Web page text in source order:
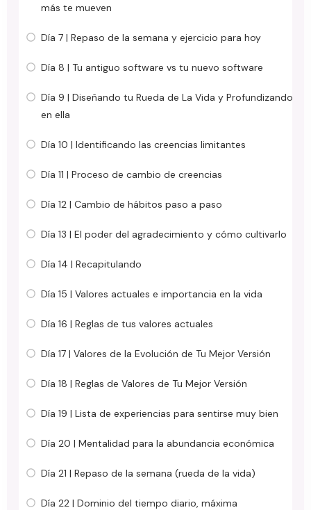
más te mueven
Día 7 | Repaso de la semana y ejercicio para hoy
Día 8 | Tu antiguo software vs tu nuevo software
Día 9 | Diseñando tu Rueda de La Vida y Profundizando
en ella
Día 10 | Identificando las creencias limitantes
Día 11 | Proceso de cambio de creencias
Día 12 | Cambio de hábitos paso a paso
Día 13 | El poder del agradecimiento y cómo cultivarlo
Día 14 | Recapitulando
Día 15 | Valores actuales e importancia en la vida
Día 16 | Reglas de tus valores actuales
Día 17 | Valores de la Evolución de Tu Mejor Versión
Día 18 | Reglas de Valores de Tu Mejor Versión
Día 19 | Lista de experiencias para sentirse muy bien
Día 20 | Mentalidad para la abundancia económica
Día 21 | Repaso de la semana (rueda de la vida)
Día 22 | Dominio del tiempo diario, máxima